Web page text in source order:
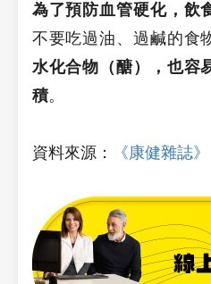
為了預防血管硬化，飲
不要吃過油、過鹹的食
水化合物（醣），也容
積。
資料來源： 《康健雜誌》